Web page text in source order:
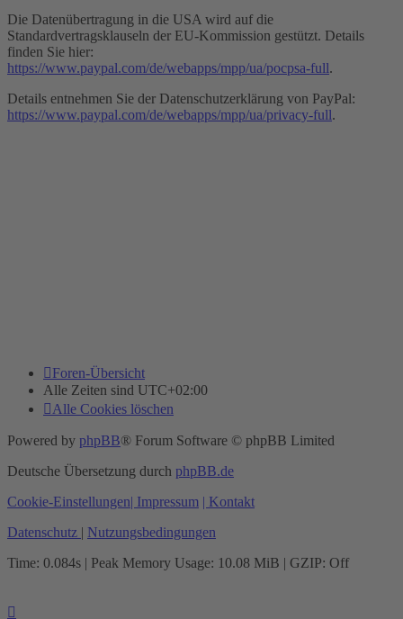
Die Datenübertragung in die USA wird auf die
Standardvertragsklauseln der EU-Kommission gestützt. Details
finden Sie hier:
https://www.paypal.com/de/webapps/mpp/ua/pocpsa-full.
Details entnehmen Sie der Datenschutzerklärung von PayPal:
https://www.paypal.com/de/webapps/mpp/ua/privacy-full.
Foren-Übersicht
Alle Zeiten sind UTC+02:00
Alle Cookies löschen
Powered by phpBB® Forum Software © phpBB Limited
Deutsche Übersetzung durch phpBB.de
Cookie-Einstellungen| Impressum | Kontakt
Datenschutz | Nutzungsbedingungen
Time: 0.084s | Peak Memory Usage: 10.08 MiB | GZIP: Off